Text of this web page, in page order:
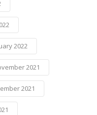
2022
2021
2021